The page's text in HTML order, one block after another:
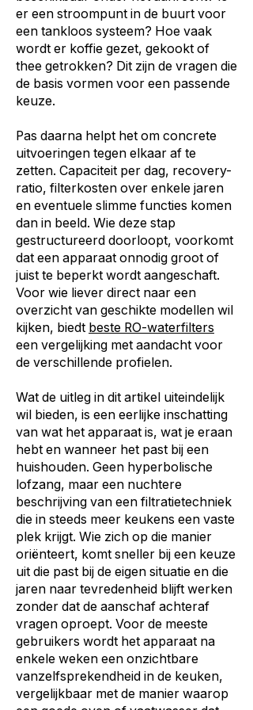
er een stroompunt in de buurt voor
een tankloos systeem? Hoe vaak
wordt er koffie gezet, gekookt of
thee getrokken? Dit zijn de vragen die
de basis vormen voor een passende
keuze.
Pas daarna helpt het om concrete
uitvoeringen tegen elkaar af te
zetten. Capaciteit per dag, recovery-
ratio, filterkosten over enkele jaren
en eventuele slimme functies komen
dan in beeld. Wie deze stap
gestructureerd doorloopt, voorkomt
dat een apparaat onnodig groot of
juist te beperkt wordt aangeschaft.
Voor wie liever direct naar een
overzicht van geschikte modellen wil
kijken, biedt beste RO-waterfilters
een vergelijking met aandacht voor
de verschillende profielen.
Wat de uitleg in dit artikel uiteindelijk
wil bieden, is een eerlijke inschatting
van wat het apparaat is, wat je eraan
hebt en wanneer het past bij een
huishouden. Geen hyperbolische
lofzang, maar een nuchtere
beschrijving van een filtratietechniek
die in steeds meer keukens een vaste
plek krijgt. Wie zich op die manier
oriënteert, komt sneller bij een keuze
uit die past bij de eigen situatie en die
jaren naar tevredenheid blijft werken
zonder dat de aanschaf achteraf
vragen oproept. Voor de meeste
gebruikers wordt het apparaat na
enkele weken een onzichtbare
vanzelfsprekendheid in de keuken,
vergelijkbaar met de manier waarop